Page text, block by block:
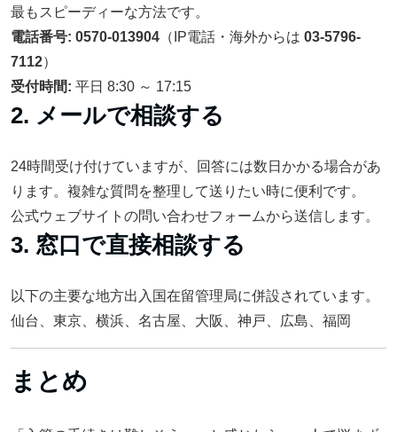
最もスピーディーな方法です。
電話番号: 0570-013904 （IP電話・海外からは 03-5796-
7112）
受付時間: 平日 8:30 ～ 17:15
2. メールで相談する
24時間受け付けていますが、回答には数日かかる場合があ
ります。複雑な質問を整理して送りたい時に便利です。
公式ウェブサイトの問い合わせフォームから送信します。
3. 窓口で直接相談する
以下の主要な地方出入国在留管理局に併設されています。
仙台、東京、横浜、名古屋、大阪、神戸、広島、福岡
まとめ